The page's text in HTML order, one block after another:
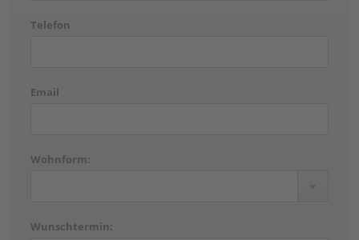
Telefon
Email
Wohnform:
Wunschtermin: